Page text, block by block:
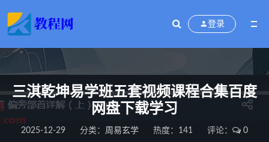
登录
三淇乾坤易学班五套视频课程合集百度
网盘下载学习
2025-12-29 分类： 周易玄学 热度：141 评论： 0